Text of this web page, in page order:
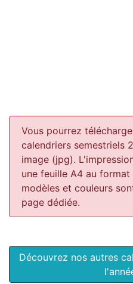
Vous pourrez
calendriers semestriels
image (jpg).
une feuille A4 au format
modèles et couleurs
page dédiée.
Découvrez nos autres